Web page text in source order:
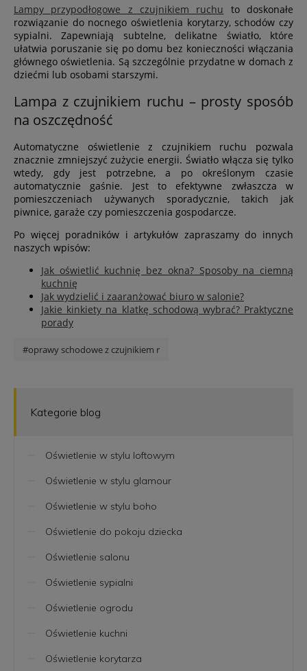
Kategorie blog
Oświetlenie w stylu loftowym
Oświetlenie w stylu glamour
Oświetlenie w stylu boho
Oświetlenie do pokoju dziecka
Oświetlenie salonu
Oświetlenie sypialni
Oświetlenie ogrodu
Oświetlenie kuchni
Oświetlenie korytarza
Lampy przypodłogowe z czujnikiem ruchu to doskonałe
rozwiązanie do nocnego oświetlenia korytarzy, schodów czy
sypialni. Zapewniają subtelne, delikatne światło, które
ułatwia poruszanie się po domu bez konieczności włączania
głównego oświetlenia. Są szczególnie przydatne w domach z
dziećmi lub osobami starszymi.
Lampa z czujnikiem ruchu – prosty sposób
na oszczędność
Automatyczne oświetlenie z czujnikiem ruchu pozwala
znacznie zmniejszyć zużycie energii. Światło włącza się tylko
wtedy, gdy jest potrzebne, a po określonym czasie
automatycznie gaśnie. Jest to efektywne zwłaszcza w
pomieszczeniach używanych sporadycznie, takich jak
piwnice, garaże czy pomieszczenia gospodarcze.
Po więcej poradników i artykułów zapraszamy do innych
naszych wpisów:
Jak oświetlić kuchnię bez okna? Sposoby na ciemną
kuchnię
Jak wydzielić i zaaranżować biuro w salonie?
Jakie kinkiety na klatkę schodową wybrać? Praktyczne
porady
#oprawy schodowe z czujnikiem r